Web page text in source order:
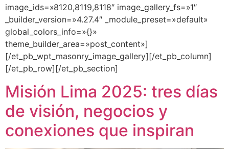
image_ids=»8120,8119,8118″ image_gallery_fs=»1″
_builder_version=»4.27.4″ _module_preset=»default»
global_colors_info=»{}»
theme_builder_area=»post_content»]
[/et_pb_wpt_masonry_image_gallery][/et_pb_column]
[/et_pb_row][/et_pb_section]
Misión Lima 2025: tres días
de visión, negocios y
conexiones que inspiran